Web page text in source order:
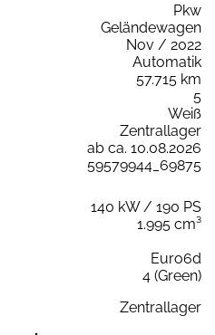
Pkw
Geländewagen
Nov / 2022
Automatik
57.715 km
5
Weiß
Zentrallager
ab ca. 10.08.2026
59579944_69875
140 kW / 190 PS
1.995 cm³
Euro6d
4 (Green)
Zentrallager